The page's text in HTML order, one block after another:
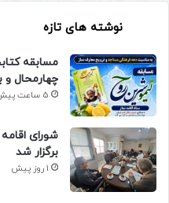
نوشته های تازه
مسابقه
چهارمحال و
5 ساعت پیش
شورای
برگزار شد
1 روز پیش